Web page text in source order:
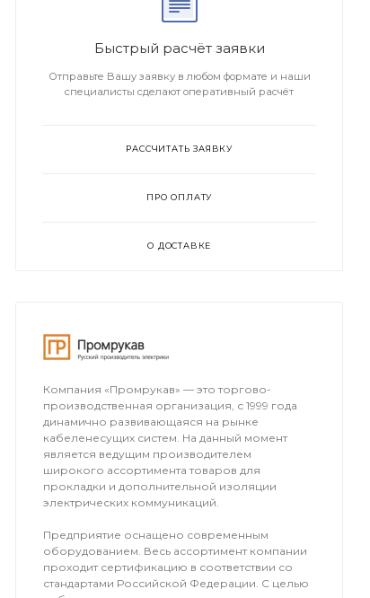
Быстрый расчёт заявки
Отправьте Вашу заявку в любом формате и наши
специалисты сделают оперативный расчёт
РАССЧИТАТЬ ЗАЯВКУ
ПРО ОПЛАТУ
О ДОСТАВКЕ
Компания «Промрукав» — это торгово-
производственная организация, с 1999 года
динамично развивающаяся на рынке
кабеленесущих систем. На данный момент
является ведущим производителем
широкого ассортимента товаров для
прокладки и дополнительной изоляции
электрических коммуникаций.
Предприятие оснащено современным
оборудованием. Весь ассортимент компании
проходит сертификацию в соответствии со
стандартами Российской Федерации. С целью